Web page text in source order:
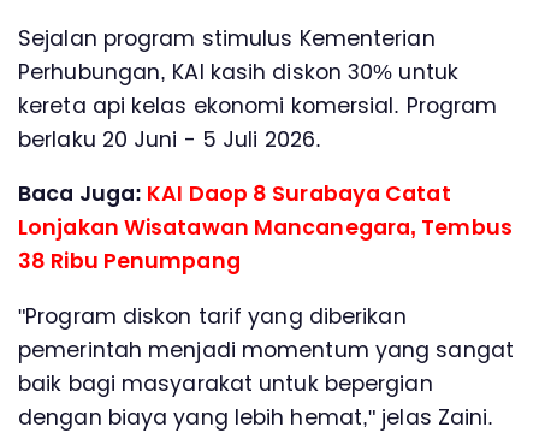
Sejalan program stimulus Kementerian
Perhubungan, KAI kasih diskon 30% untuk
kereta api kelas ekonomi komersial. Program
berlaku 20 Juni - 5 Juli 2026.
Baca Juga: KAI Daop 8 Surabaya Catat
Lonjakan Wisatawan Mancanegara, Tembus
38 Ribu Penumpang
"Program diskon tarif yang diberikan
pemerintah menjadi momentum yang sangat
baik bagi masyarakat untuk bepergian
dengan biaya yang lebih hemat," jelas Zaini.